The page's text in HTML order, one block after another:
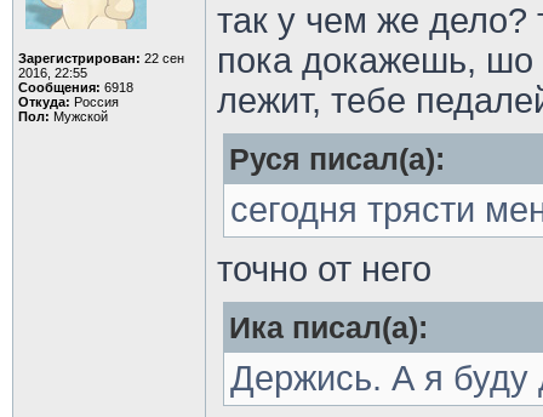
Зарегистрирован: 22 сен
2016, 22:55
Сообщения: 6918
Откуда: Россия
Пол: Мужской
так у чем же дело?
пока докажешь, шо
лежит, тебе
Руся писал(а):
сегодня трясти
точно от него
Ика писал(а):
Держись. А я буду